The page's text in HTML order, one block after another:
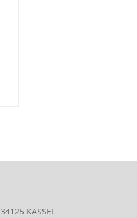
34125 KASSEL